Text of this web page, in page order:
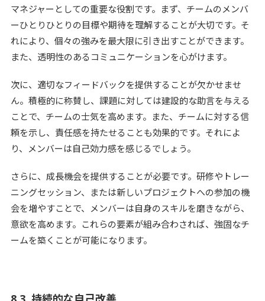
マネジャーとしての重要な役割です。まず、チームのメンバ
ーひとりひとりの目標や期待を理解することが大切です。そ
れにより、個々の強みを最大限に引き出すことができます。
また、透明性のあるコミュニケーションを心がけます。
次に、適切なフィードバックを提供することが欠かせませ
ん。積極的に称賛し、課題に対しては建設的な助言を与える
ことで、チームの士気を高めます。また、チームに対する信
頼を示し、責任感を持たせることも効果的です。それによ
り、メンバーは自己効力感を感じるでしょう。
さらに、成長機会を提供することが必要です。研修やトレー
ニングセッション、または新しいプロジェクトへの参加の機
会を増やすことで、メンバーは自身のスキルを磨きながら、
意欲を高めます。これらの要素が組み合わされば、強固なチ
ームを築くことが可能になります。